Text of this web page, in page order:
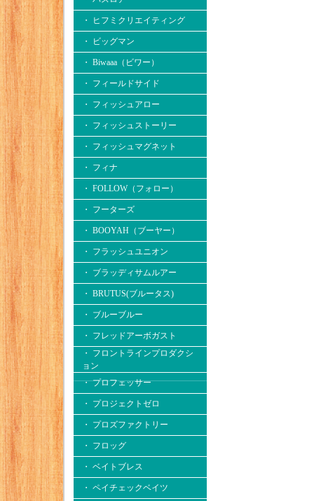
・ ヒフミクリエイティング
・ ビッグマン
・ Biwaaa（ビワー）
・ フィールドサイド
・ フィッシュアロー
・ フィッシュストーリー
・ フィッシュマグネット
・ フィナ
・ FOLLOW（フォロー）
・ フーターズ
・ BOOYAH（ブーヤー）
・ フラッシュユニオン
・ ブラッディサムルアー
・ BRUTUS(ブルータス)
・ ブルーブルー
・ フレッドアーボガスト
・ フロントラインプロダクシ
ョン
・ プロフェッサー
・ プロジェクトゼロ
・ プロズファクトリー
・ フロッグ
・ ベイトブレス
・ ペイチェックベイツ